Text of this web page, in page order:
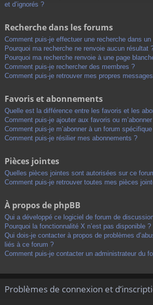
et d’ignorés ?
Recherche dans les forums
Comment puis-je effectuer une recherche dans
Pourquoi ma recherche ne renvoie aucun résultat
Pourquoi ma recherche renvoie à une page
Comment puis-je rechercher des membres ?
Comment puis-je retrouver mes propres
Favoris et abonnements
Quelle est la différence entre les favoris et les
Comment puis-je ajouter aux favoris ou
Comment puis-je m’abonner à un forum
Comment puis-je résilier mes abonnements ?
Pièces jointes
Quelles pièces jointes sont autorisées sur ce
Comment puis-je retrouver toutes mes pièces
À propos de phpBB
Qui a développé ce logiciel de forum de
Pourquoi la fonctionnalité X n’est pas disponible ?
Qui dois-je contacter à propos de problèmes
liés à ce forum ?
Comment puis-je contacter un administrateur du
Problèmes de connexion et